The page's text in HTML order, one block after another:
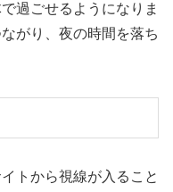
過ごせるようになりま
がり、夜の時間を落ち
トから視線が入ること